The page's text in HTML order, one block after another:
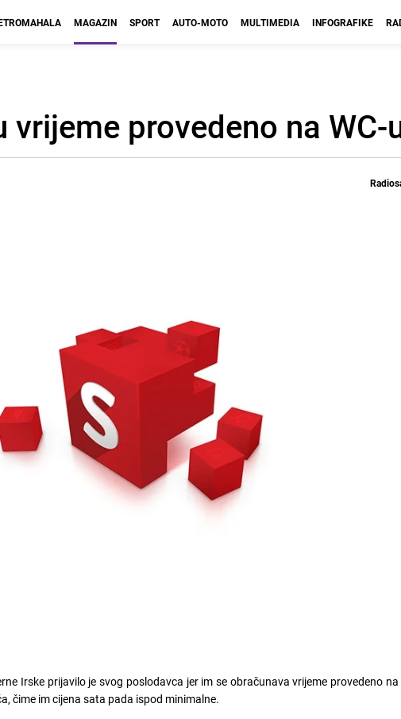
MAGAZIN SPORT AUTO-MOTO MULTIMEDIA INFOGRAFIKE
provedeno na WC-
Irske prijavilo je svog poslodavca jer im se obračunava vrijeme provedeno na
čime im cijena sata pada ispod minimalne.